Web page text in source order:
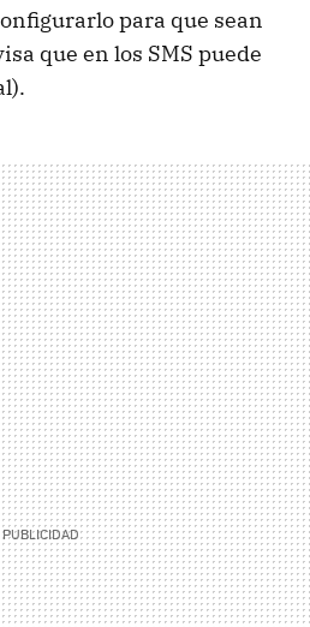
para que sean
que en los SMS puede